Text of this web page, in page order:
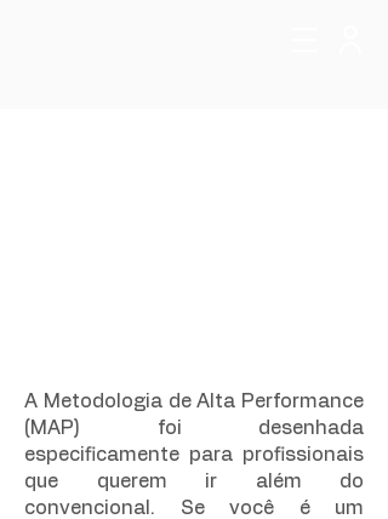
A Metodologia de Alta Performance
(MAP) foi desenhada
especificamente para profissionais
que querem ir além do
convencional. Se você é um